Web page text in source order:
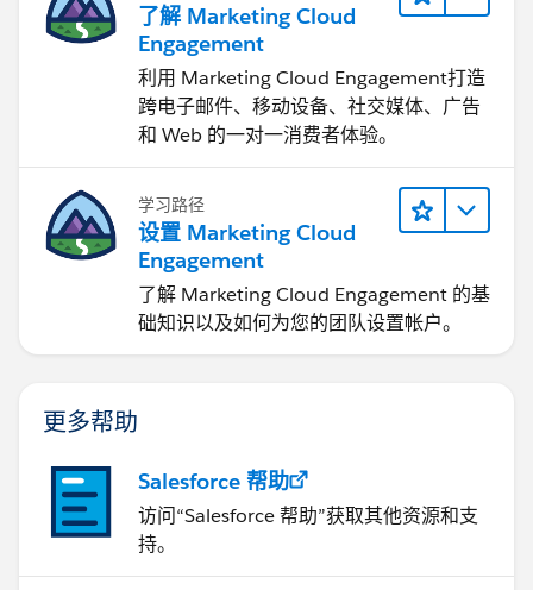
了解 Marketing Cloud
Engagement
利用 Marketing Cloud Engagement​打造
跨电子邮件、移动设备、社交媒体、广告
和 Web 的一对一消费者体验。
学习路径
设置 Marketing Cloud
Engagement
了解 Marketing Cloud Engagement 的基
础知识以及如何为您的团队设置帐户。
更多帮助
Salesforce 帮助
访问“Salesforce 帮助”获取其他资源和支
持。